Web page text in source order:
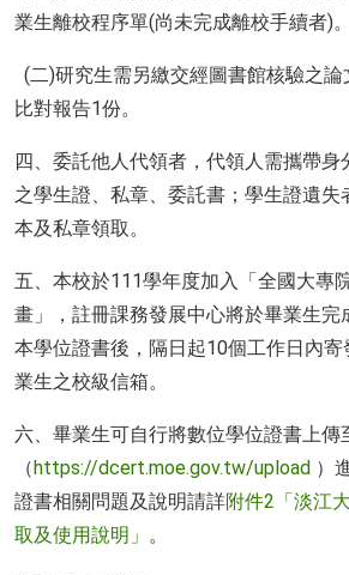
業生離校程序單(尚未完成離校手續者)。
(二)研究生需另繳交經圖書館核驗之
比對報告1份。
四、委託他人代領者，代領人需攜帶身
之學生證、私章、委託書；學生證遺失
本及私章領取。
五、本校於111學年度加入「全國大專
畫」，註冊課務發展中心將於畢業生完
本學位證書後，隔日起10個工作日內
業生之校級信箱。
六、畢業生可自行將數位學位證書上傳
（https://dcert.moe.gov.tw/upload ）
證書相關問題及說明請詳附件2「淡江
取及使用說明」 。